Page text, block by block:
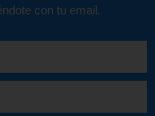
con tu email.